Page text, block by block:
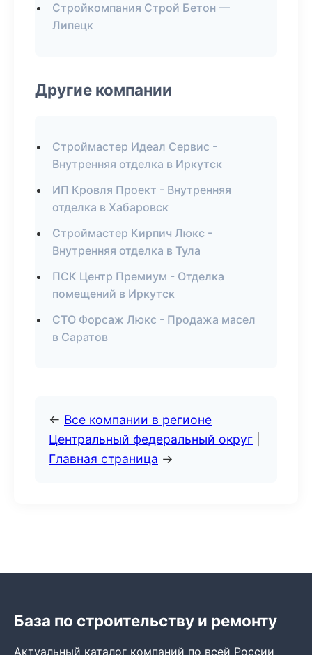
Стройкомпания Строй Бетон —
Липецк
Другие компании
Строймастер Идеал Сервис -
Внутренняя отделка в Иркутск
ИП Кровля Проект - Внутренняя
отделка в Хабаровск
Строймастер Кирпич Люкс -
Внутренняя отделка в Тула
ПСК Центр Премиум - Отделка
помещений в Иркутск
СТО Форсаж Люкс - Продажа масел
в Саратов
← Все компании в регионе
Центральный федеральный округ
Главная страница →
База по строительству и ремонту
Актуальный каталог компаний по всей России